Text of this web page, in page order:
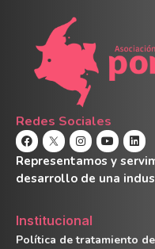
Redes Sociales
Representamos y
desarrollo de una
Institucional
Política de tratamiento